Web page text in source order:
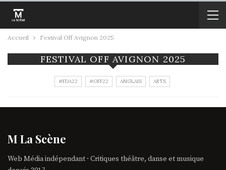
Accueil Festival Off Avignon 2025
FESTIVAL OFF AVIGNON 2025
#FDA22 #OFF22 ANGLAIS ARTS
M La Scène
Web Média indépendant · Critiques théâtre, danse et musique